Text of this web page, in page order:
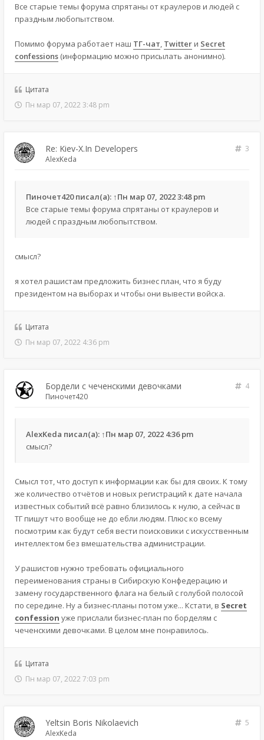
Все старые темы форума спрятаны от краулеров и людей с
праздным любопытством.
Помимо форума работает наш ТГ-чат, Twitter и Secret
confessions (информацию можно присылать анонимно).
Цитата
Пн мар 07, 2022 3:48 pm
Re: Kiev-X.In Developers
3
AlexKeda
Пиночет420писал(а): ↑Пн мар 07, 2022 3:48 pm
Все старые темы форума спрятаны от краулеров и
людей с праздным любопытством.
смысл?
я хотел рашистам предложить бизнес план, что я буду
президентом на выборах и чтобы они вывести войска.
Цитата
Пн мар 07, 2022 4:36 pm
Бордели с чеченскими девочками
4
Пиночет420
AlexKeda писал(а): ↑Пн мар 07, 2022 4:36 pm
смысл?
Смысл тот, что доступ к информации как бы для своих. К тому
же количество отчётов и новых регистраций к дате начала
известных событий всё равно близилось к нулю, а сейчас в
ТГ пишут что вообще не до ебли людям. Плюс ко всему
посмотрим как будут себя вести поисковики с искусственным
интеллектом без вмешательства администрации.
У рашистов нужно требовать официального
переименования страны в Сибирскую Конфедерацию и
замену государственного флага на белый с голубой полосой
по середине. Ну а бизнес-планы потом уже... Кстати, в Secret
confession уже прислали бизнес-план по борделям с
чеченскими девочками. В целом мне понравилось.
Цитата
Пн мар 07, 2022 7:03 pm
Yeltsin Boris Nikolaevich
5
AlexKeda